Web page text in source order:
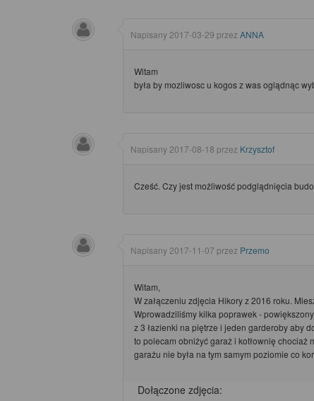
Napisany 2017-03-29 przez ANNA
Witam
była by mozliwosc u kogos z was oglądnąc
Napisany 2017-08-18 przez Krzysztof
Cześć. Czy jest możliwość podglądnięcia
Napisany 2017-11-07 przez Przemo
Witam,
W załączeniu zdjęcia Hikory z 2016 roku.
Wprowadziliśmy kilka poprawek -
z 3 łazienki na piętrze i jeden garderoby aby
to polecam obniżyć garaż i kotłownię
garażu nie była na tym samym poziomie co
Dołączone zdjęcia: